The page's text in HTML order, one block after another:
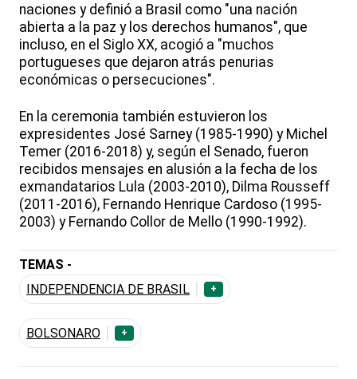
naciones y definió a Brasil como "una nación
abierta a la paz y los derechos humanos", que
incluso, en el Siglo XX, acogió a "muchos
portugueses que dejaron atrás penurias
económicas o persecuciones".
En la ceremonia también estuvieron los
expresidentes José Sarney (1985-1990) y Michel
Temer (2016-2018) y, según el Senado, fueron
recibidos mensajes en alusión a la fecha de los
exmandatarios Lula (2003-2010), Dilma Rousseff
(2011-2016), Fernando Henrique Cardoso (1995-
2003) y Fernando Collor de Mello (1990-1992).
TEMAS -
INDEPENDENCIA DE BRASIL
+
BOLSONARO +